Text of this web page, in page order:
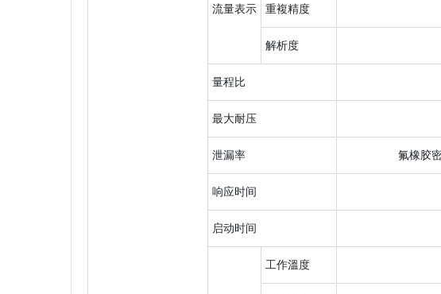
流量表示 重複精度
解析度
量程比
最大耐压
泄漏率 氟橡胶
响应时间
启动时间
工作溫度